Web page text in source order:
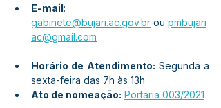
E-mail:
gabinete@bujari.ac.gov.br ou pmbujari
ac@gmail.com
Horário de Atendimento: Segunda a
sexta-feira das 7h às 13h
Ato de nomeação: Portaria 003/2021